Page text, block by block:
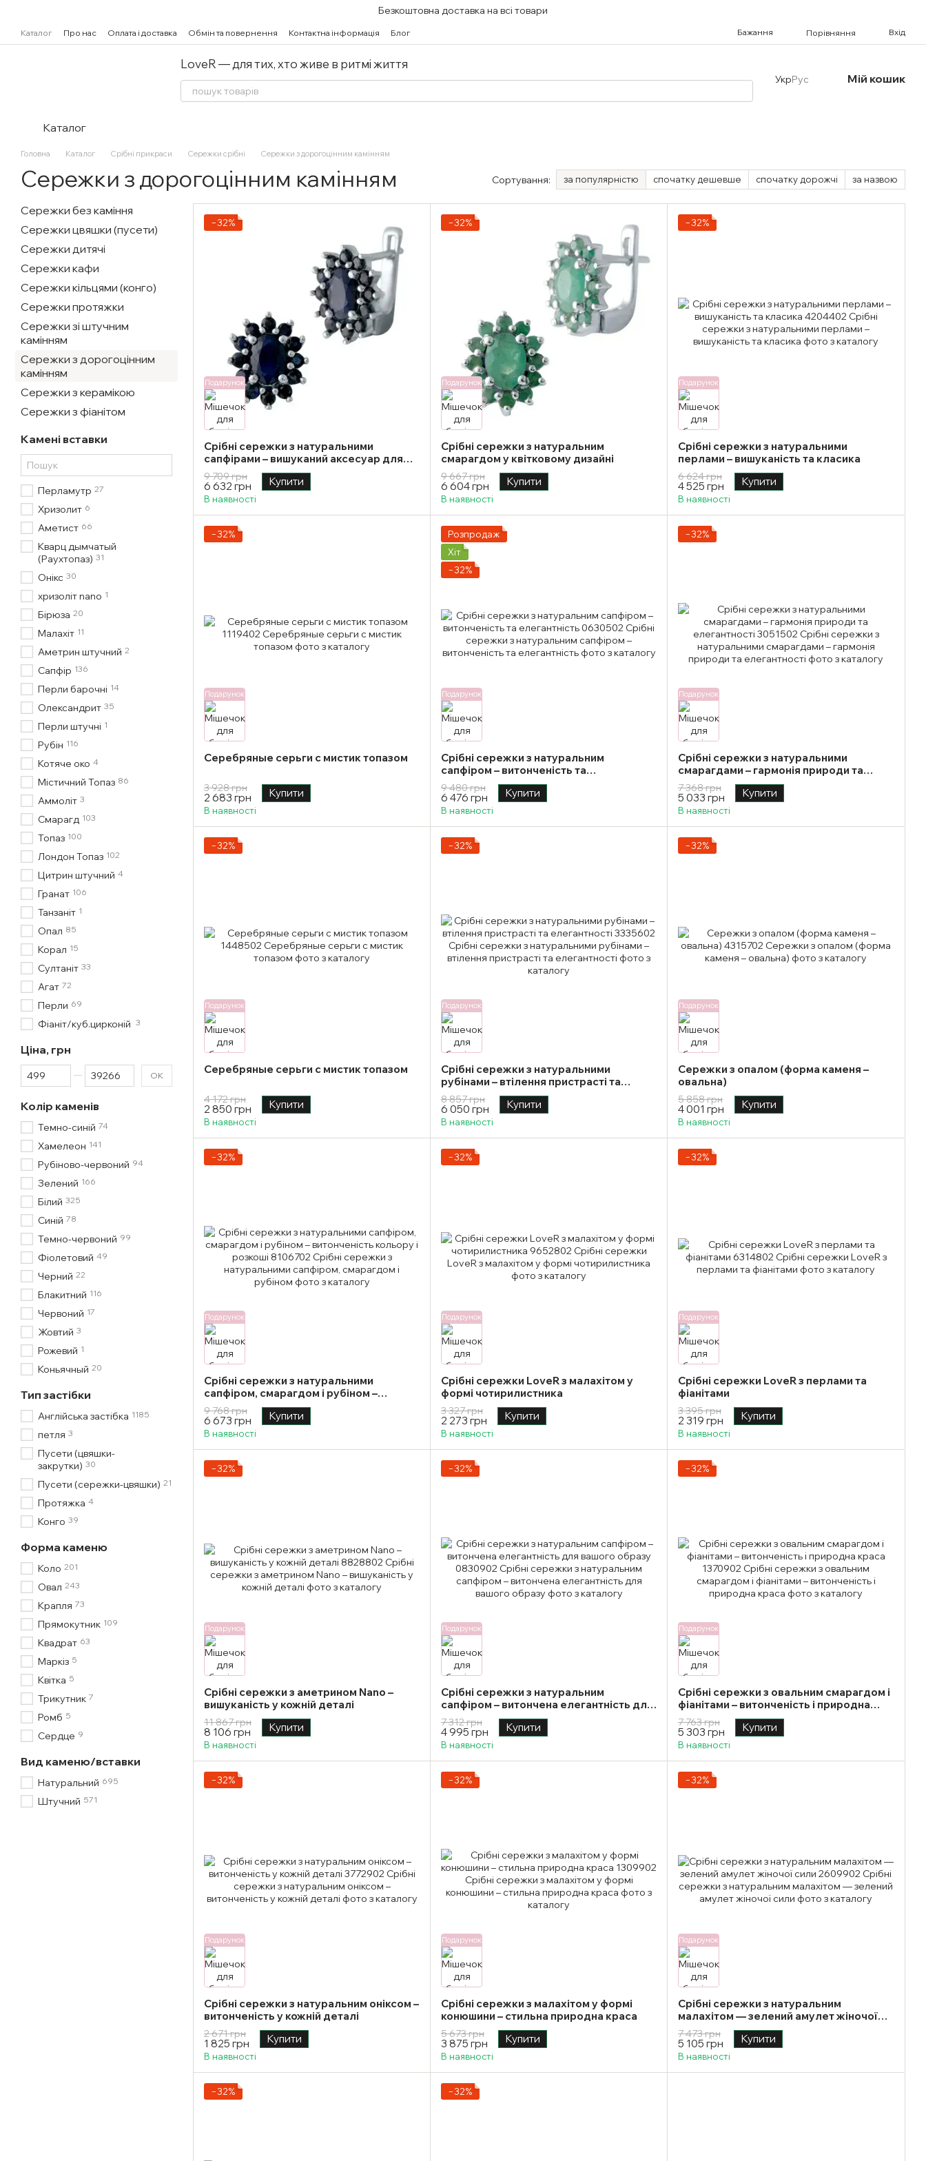
Безкоштовна доставка на всі товари
Каталог Про нас Оплата і доставка Обмін та повернення Контактна інформація Блог Бажання Порівняння Вхід
LoveR — для тих, хто живе в ритмі життя
УкрРус Мій кошик
Каталог
Головна Каталог Срібні прикраси Сережки срібні Сережки з дорогоцінним камінням
Сережки з дорогоцінним камінням Сортування: за популярністю спочатку дешевше спочатку дорожчі за назвою
Подарунок
−32%
Срібні сережки з натуральними
сапфірами – вишуканий аксесуар для
елегантного образу
9 709 грн
6 632 грн Купити
В наявності
Подарунок
−32%
Срібні сережки з натуральним
смарагдом у квітковому дизайні
9 667 грн
6 604 грн Купити
В наявності
Подарунок
−32%
Срібні сережки з натуральними
перлами – вишуканість та класика
6 624 грн
4 525 грн Купити
В наявності
Подарунок
−32%
Серебряные серьги с мистик топазом
3 928 грн
2 683 грн Купити
В наявності
Подарунок
Розпродаж
Хіт
−32%
Срібні сережки з натуральним
сапфіром – витонченість та
елегантність
9 480 грн
6 476 грн Купити
В наявності
Подарунок
−32%
Срібні сережки з натуральними
смарагдами – гармонія природи та
елегантності
7 368 грн
5 033 грн Купити
В наявності
Подарунок
−32%
Серебряные серьги с мистик топазом
4 172 грн
2 850 грн Купити
В наявності
Подарунок
−32%
Срібні сережки з натуральними
рубінами – втілення пристрасті та
елегантності
8 857 грн
6 050 грн Купити
В наявності
Подарунок
−32%
Сережки з опалом (форма каменя –
овальна)
5 858 грн
4 001 грн Купити
В наявності
Подарунок
−32%
Срібні сережки з натуральними
сапфіром, смарагдом і рубіном –
витонченість кольору і розкоші
9 768 грн
6 673 грн Купити
В наявності
Подарунок
−32%
Срібні сережки LoveR з малахітом у
формі чотирилистника
3 327 грн
2 273 грн Купити
В наявності
Подарунок
−32%
Срібні сережки LoveR з перлами та
фіанітами
3 395 грн
2 319 грн Купити
В наявності
Подарунок
−32%
Срібні сережки з аметрином Nano –
вишуканість у кожній деталі
11 867 грн
8 106 грн Купити
В наявності
Подарунок
−32%
Срібні сережки з натуральним
сапфіром – витончена елегантність для
вашого образу
7 312 грн
4 995 грн Купити
В наявності
Подарунок
−32%
Срібні сережки з овальним смарагдом і
фіанітами – витонченість і природна
краса
7 763 грн
5 303 грн Купити
В наявності
Подарунок
−32%
Срібні сережки з натуральним оніксом –
витонченість у кожній деталі
2 671 грн
1 825 грн Купити
В наявності
Подарунок
−32%
Срібні сережки з малахітом у формі
конюшини – стильна природна краса
5 673 грн
3 875 грн Купити
В наявності
Подарунок
−32%
Срібні сережки з натуральним
малахітом — зелений амулет жіночої
сили
7 473 грн
5 105 грн Купити
В наявності
−32% −32%
Сережки без каміння
Сережки цвяшки (пусети)
Сережки дитячі
Сережки кафи
Сережки кільцями (конго)
Сережки протяжки
Сережки зі штучним
камінням
Сережки з дорогоцінним
камінням
Сережки з керамікою
Сережки з фіанітом
Камені вставки
Перламутр 27
Хризолит 6
Аметист 66
Кварц дымчатый
(Раухтопаз) 31
Онікс 30
хризоліт nano 1
Бірюза 20
Малахіт 11
Аметрин штучний 2
Сапфір 136
Перли барочні 14
Олександрит 35
Перли штучні 1
Рубін 116
Котяче око 4
Містичний Топаз 86
Аммоліт 3
Смарагд 103
Топаз 100
Лондон Топаз 102
Цитрин штучний 4
Гранат 106
Танзаніт 1
Опал 85
Корал 15
Султаніт 33
Агат 72
Перли 69
Фіаніт/куб.цирконій 3
Ціна, грн
Від Ціна, грн
До Ціна, грн ОК
Колір каменів
Темно-синій 74
Хамелеон 141
Рубіново-червоний 94
Зелений 166
Білий 325
Синій 78
Темно-червоний 99
Фіолетовий 49
Черний 22
Блакитний 116
Червоний 17
Жовтий 3
Рожевий 1
Коньячный 20
Тип застібки
Англійська застібка 1185
петля 3
Пусети (цвяшки-
закрутки) 30
Пусети (сережки-цвяшки) 21
Протяжка 4
Конго 39
Форма каменю
Коло 201
Овал 243
Крапля 73
Прямокутник 109
Квадрат 63
Маркіз 5
Квітка 5
Трикутник 7
Ромб 5
Сердце 9
Вид каменю/вставки
Натуральний 695
Штучний 571